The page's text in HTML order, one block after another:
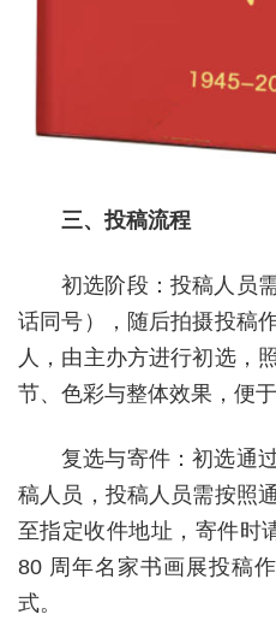
三、投稿流程
初选阶段：投稿人员
话同号），随后拍摄投稿
人，由主办方进行初选，
节、色彩与整体效果，便于
复选与寄件：初选通
稿人员，投稿人员需按照
至指定收件地址，寄件时
80 周年名家书画展投稿
式。